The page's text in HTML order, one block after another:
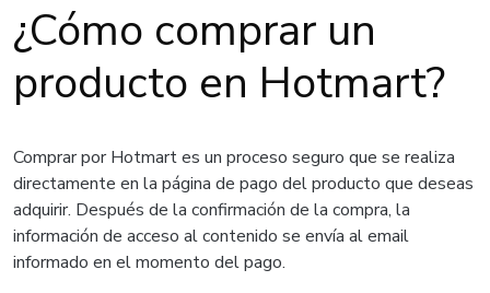
¿Cómo comprar un
producto en Hotmart?
Comprar por Hotmart es un proceso seguro que se realiza
directamente en la página de pago del producto que deseas
adquirir. Después de la confirmación de la compra, la
información de acceso al contenido se envía al email
informado en el momento del pago.